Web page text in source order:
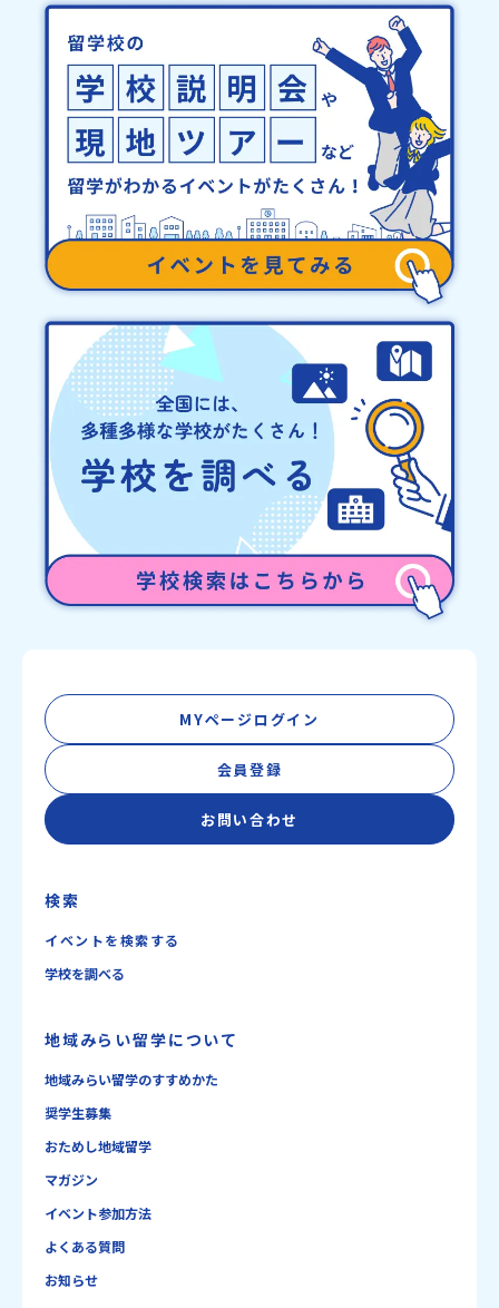
MYページログイン
会員登録
お問い合わせ
検索
イベントを検索する
学校を調べる
地域みらい留学について
地域みらい留学のすすめかた
奨学生募集
おためし地域留学
マガジン
イベント参加方法
よくある質問
お知らせ